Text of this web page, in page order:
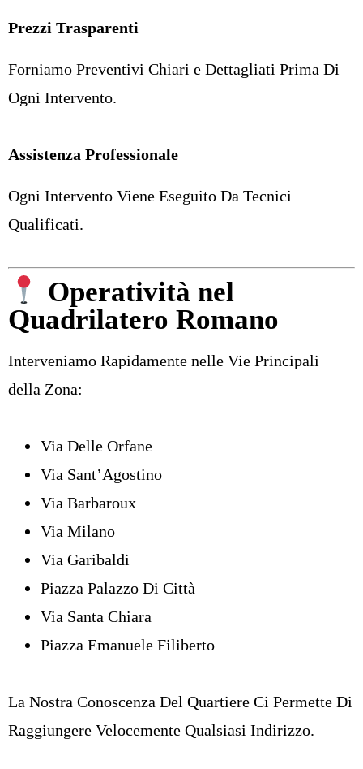
Prezzi Trasparenti
Forniamo Preventivi Chiari e Dettagliati Prima Di
Ogni Intervento.
Assistenza Professionale
Ogni Intervento Viene Eseguito Da Tecnici
Qualificati.
Operatività nel
Quadrilatero Romano
Interveniamo Rapidamente nelle Vie Principali
della Zona:
Via Delle Orfane
Via Sant’Agostino
Via Barbaroux
Via Milano
Via Garibaldi
Piazza Palazzo Di Città
Via Santa Chiara
Piazza Emanuele Filiberto
La Nostra Conoscenza Del Quartiere Ci Permette Di
Raggiungere Velocemente Qualsiasi Indirizzo.